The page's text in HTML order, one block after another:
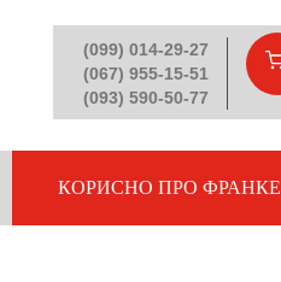
(099) 014-29-27
(067) 955-15-51
(093) 590-50-77
КОРИСНО ПРО ФРАНКЕ